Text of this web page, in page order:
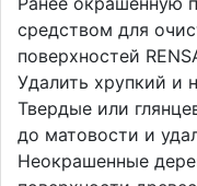
средством для
поверхностей
Удалить хрупкий и
Твердые или
до матовости и
Неокрашенные